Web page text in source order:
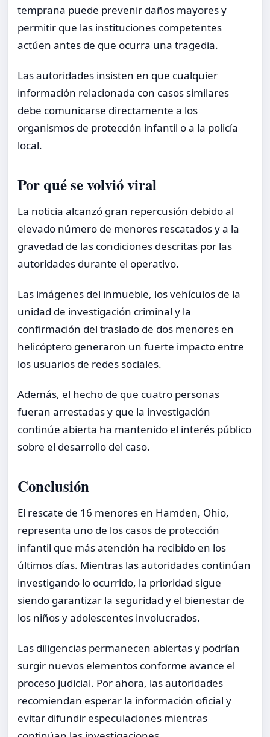
temprana puede prevenir daños mayores y
permitir que las instituciones competentes
actúen antes de que ocurra una tragedia.
Las autoridades insisten en que cualquier
información relacionada con casos similares
debe comunicarse directamente a los
organismos de protección infantil o a la policía
local.
Por qué se volvió viral
La noticia alcanzó gran repercusión debido al
elevado número de menores rescatados y a la
gravedad de las condiciones descritas por las
autoridades durante el operativo.
Las imágenes del inmueble, los vehículos de la
unidad de investigación criminal y la
confirmación del traslado de dos menores en
helicóptero generaron un fuerte impacto entre
los usuarios de redes sociales.
Además, el hecho de que cuatro personas
fueran arrestadas y que la investigación
continúe abierta ha mantenido el interés público
sobre el desarrollo del caso.
Conclusión
El rescate de 16 menores en Hamden, Ohio,
representa uno de los casos de protección
infantil que más atención ha recibido en los
últimos días. Mientras las autoridades continúan
investigando lo ocurrido, la prioridad sigue
siendo garantizar la seguridad y el bienestar de
los niños y adolescentes involucrados.
Las diligencias permanecen abiertas y podrían
surgir nuevos elementos conforme avance el
proceso judicial. Por ahora, las autoridades
recomiendan esperar la información oficial y
evitar difundir especulaciones mientras